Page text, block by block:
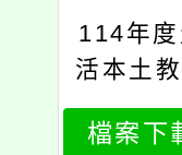
114年度
活本土
增能系
習
檔案下